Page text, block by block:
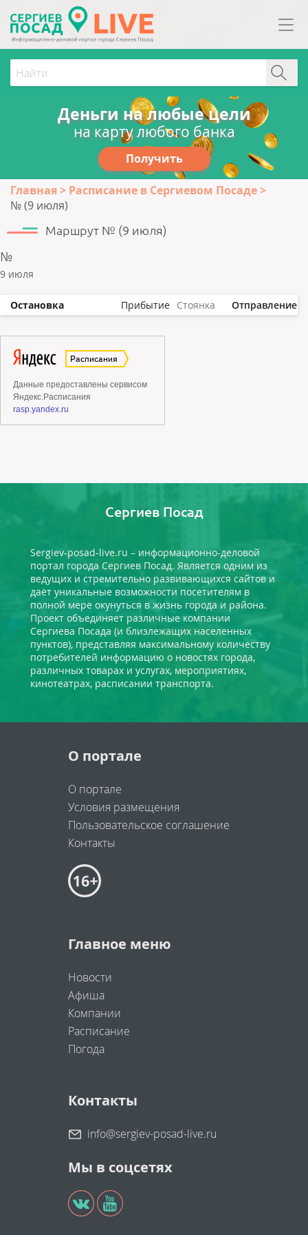
Деньги на любые цели
на карту любого банка
Получить
Главная
Расписание в Сергиевом Посаде
№ (9 июля)
Маршрут № (9 июля)
№
9 июля
Остановка Прибытие Стоянка Отправление
Сергиев Посад
Sergiev-posad-live.ru – информационно-деловой
портал города Сергиев Посад. Является одним из
ведущих и стремительно развивающихся сайтов и
даёт уникальные возможности посетителям в
полной мере окунуться в жизнь города и района.
Проект объединяет различные компании
Сергиева Посада (и близлежащих населенных
пунктов), представляя максимальному количеству
потребителей информацию о новостях города,
различных товарах и услугах, мероприятиях,
кинотеатрах, расписании транспорта.
О портале
О портале
Условия размещения
Пользовательское соглашение
Контакты
Главное меню
Новости
Афиша
Компании
Расписание
Погода
Контакты
info@sergiev-posad-live.ru
Мы в соцсетях